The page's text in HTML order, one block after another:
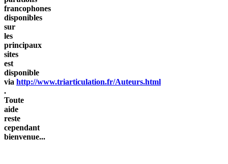
francophones
disponibles
sur
les
principaux
sites
est
disponible
via http://www.triarticulation.fr/Auteurs.html
.
Toute
aide
reste
cependant
bienvenue...